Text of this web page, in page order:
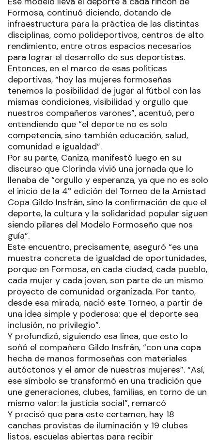
Formosa, continuó diciendo, dotando de
infraestructura para la práctica de las distintas
disciplinas, como polideportivos, centros de alto
rendimiento, entre otros espacios necesarios
para lograr el desarrollo de sus deportistas.
Entonces, en el marco de esas políticas
deportivas, “hoy las mujeres formoseñas
tenemos la posibilidad de jugar al fútbol con las
mismas condiciones, visibilidad y orgullo que
nuestros compañeros varones”, acentuó, pero
entendiendo que “el deporte no es solo
competencia, sino también educación, salud,
comunidad e igualdad”.
Por su parte, Caniza, manifestó luego en su
discurso que Clorinda vivió una jornada que lo
llenaba de “orgullo y esperanza, ya que no es solo
el inicio de la 4° edición del Torneo de la Amistad
Copa Gildo Insfrán, sino la confirmación de que el
deporte, la cultura y la solidaridad popular siguen
siendo pilares del Modelo Formoseño que nos
guía”.
Este encuentro, precisamente, aseguró “es una
muestra concreta de igualdad de oportunidades,
porque en Formosa, en cada ciudad, cada pueblo,
cada mujer y cada joven, son parte de un mismo
proyecto de comunidad organizada. Por tanto,
desde esa mirada, nació este Torneo, a partir de
una idea simple y poderosa: que el deporte sea
inclusión, no privilegio”.
Y profundizó, siguiendo esa línea, que esto lo
soñó el compañero Gildo Insfrán, “con una copa
hecha de manos formoseñas con materiales
autóctonos y el amor de nuestras mujeres”. “Así,
ese símbolo se transformó en una tradición que
une generaciones, clubes, familias, en torno de un
mismo valor: la justicia social”, remarcó
Y precisó que para este certamen, hay 18
canchas provistas de iluminación y 19 clubes
listos, escuelas abiertas para recibir